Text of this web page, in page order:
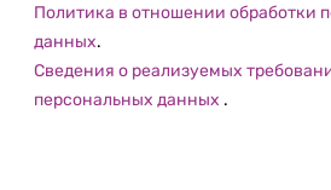
Характеристики
Производитель:XO
Код производителя:
Политика в отношении обработки
данных.
Сведения о реализуемых
персональных данных .